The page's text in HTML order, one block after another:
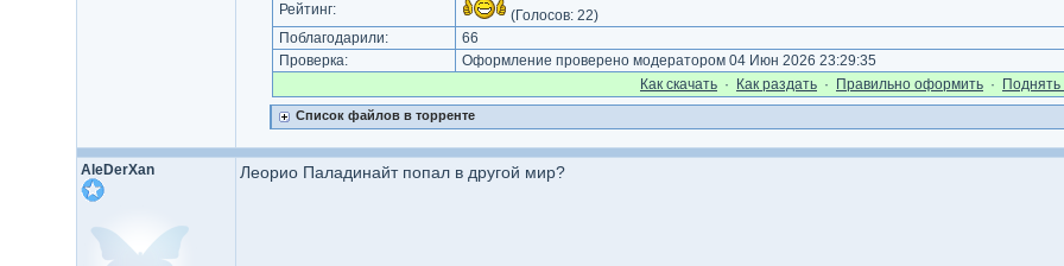
Рейтинг: (Голосов: 22)
Поблагодарили:
66
Проверка:
Оформление проверено модератором 04 Июн 2026 23:29:35
Как cкачать · Как раздать · Правильно оформить · Поднять
Список файлов в торренте
AleDerXan Леорио Паладинайт попал в другой мир?